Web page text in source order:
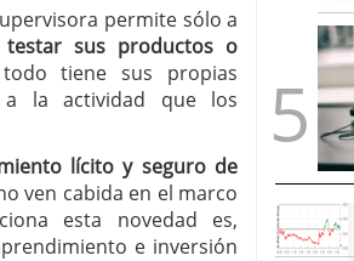
permite sólo a
testar sus productos o
tiene sus propias
a la actividad que los
lícito y seguro de
ven cabida en el marco
esta novedad es,
e inversión